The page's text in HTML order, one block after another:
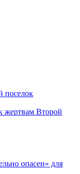
поселок
жертвам Второй